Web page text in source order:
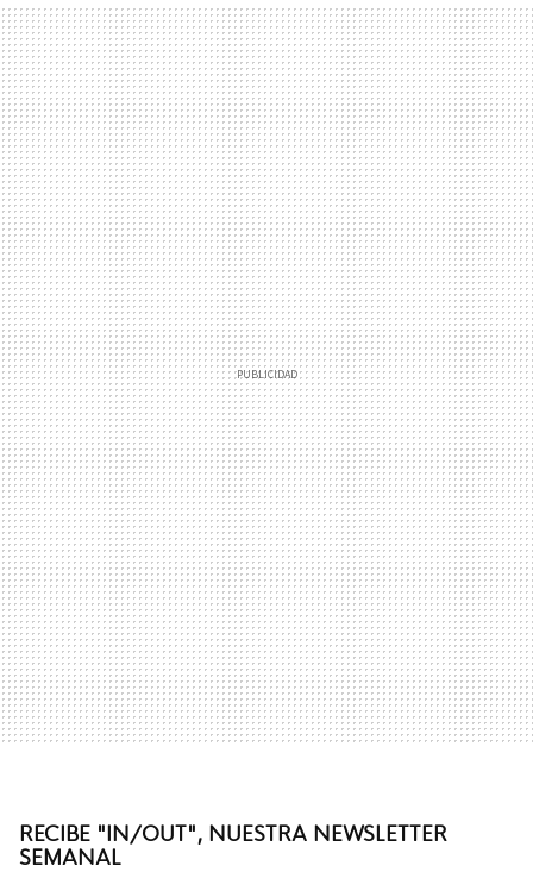
RECIBE "IN/OUT", NUESTRA NEWSLETTER
SEMANAL